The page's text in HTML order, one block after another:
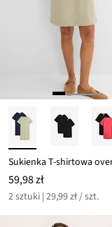
59,98 zł
2 sztuki | 29,99 zł / szt.